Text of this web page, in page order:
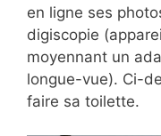
en ligne ses
digiscopie
moyennant un
longue-vue). Ci-
faire sa toilette.